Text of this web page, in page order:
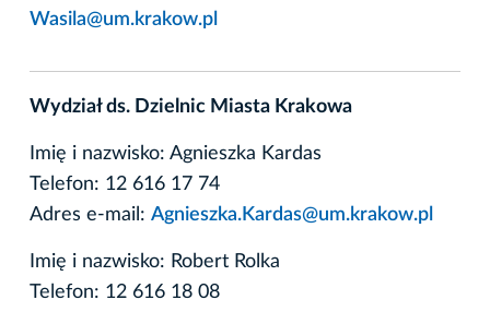
Wasila@um.krakow.pl
Wydział ds. Dzielnic Miasta Krakowa
Imię i nazwisko: Agnieszka Kardas
Telefon: 12 616 17 74
Adres e-mail: Agnieszka.Kardas@um.krakow.pl
Imię i nazwisko: Robert Rolka
Telefon: 12 616 18 08